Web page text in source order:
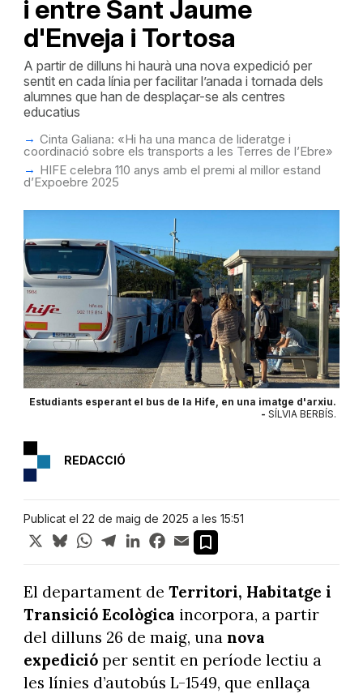
i entre Sant Jaume
d'Enveja i Tortosa
A partir de dilluns hi haurà una nova expedició per
sentit en cada línia per facilitar l’anada i tornada dels
alumnes que han de desplaçar-se als centres
educatius
Cinta Galiana: «Hi ha una manca de lideratge i
coordinació sobre els transports a les Terres de l’Ebre»
HIFE celebra 110 anys amb el premi al millor estand
d’Expoebre 2025
Estudiants esperant el bus de la Hife, en una imatge d'arxiu.
- SÍLVIA BERBÍS.
REDACCIÓ
Publicat el 22 de maig de 2025 a les 15:51
X BlueskyWhatsApp
TelegramLinkedInFacebook
Email
El departament de Territori, Habitatge i
Transició Ecològica incorpora, a partir
del dilluns 26 de maig, una nova
expedicióper sentit en període lectiu a
les línies d’autobús L-1549, que enllaça